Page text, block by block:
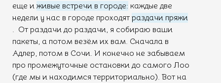
еще и живые встречи в городе: каждые две
недели у нас в городе проходят раздачи пряжи
. От раздачи до раздачи, я собираю ваши
пакеты, а потом везём их вам. Сначала в
Адлер, потом в Сочи. И конечно не забываем
про промежуточные остановки до самого Лоо
(где мы и находимся территориально). Вот на